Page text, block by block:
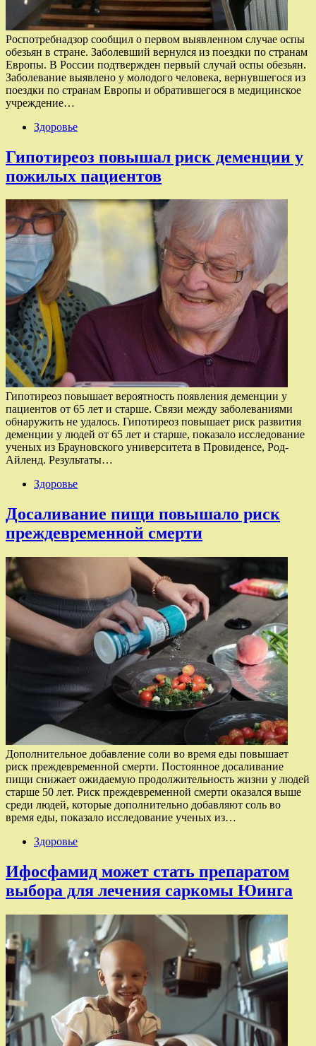
Роспотребнадзор сообщил о первом выявленном случае оспы
обезьян в стране. Заболевший вернулся из поездки по странам
Европы. В России подтвержден первый случай оспы обезьян.
Заболевание выявлено у молодого человека, вернувшегося из
поездки по странам Европы и обратившегося в медицинское
учреждение…
Здоровье
Гипотиреоз повышал риск деменции у
пожилых пациентов
Гипотиреоз повышает вероятность появления деменции у
пациентов от 65 лет и старше. Связи между заболеваниями
обнаружить не удалось. Гипотиреоз повышает риск развития
деменции у людей от 65 лет и старше, показало исследование
ученых из Брауновского университета в Провиденсе, Род-
Айленд. Результаты…
Здоровье
Досаливание пищи повышало риск
преждевременной смерти
Дополнительное добавление соли во время еды повышает
риск преждевременной смерти. Постоянное досаливание
пищи снижает ожидаемую продолжительность жизни у людей
старше 50 лет. Риск преждевременной смерти оказался выше
среди людей, которые дополнительно добавляют соль во
время еды, показало исследование ученых из…
Здоровье
Ифосфамид может стать препаратом
выбора для лечения саркомы Юинга